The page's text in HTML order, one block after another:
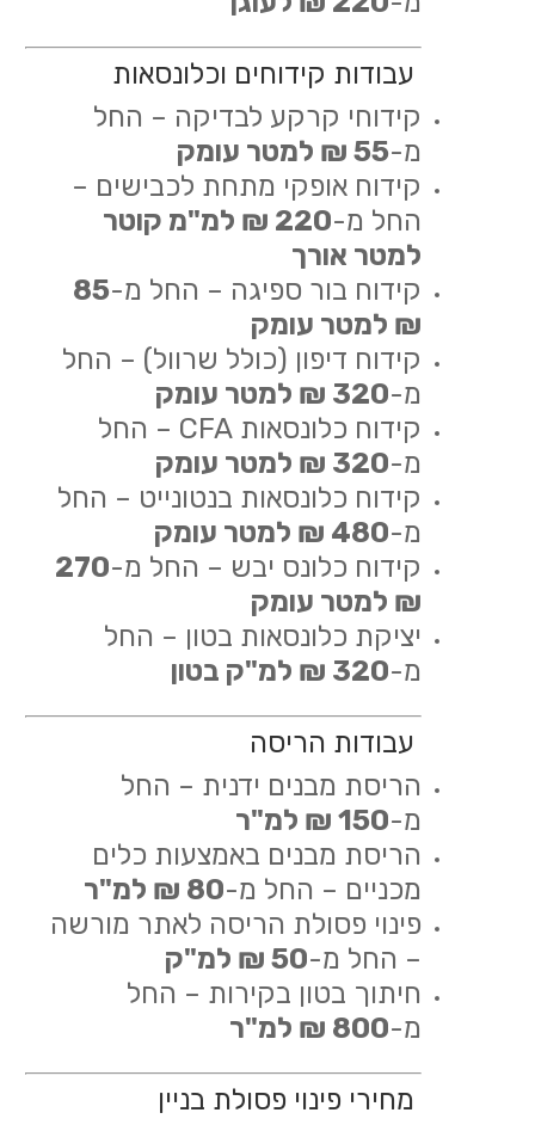
עבודות קידוחים וכלונסאות
קידוחי קרקע לבדיקה – החל
מ-55 ₪ למטר עומק
קידוח אופקי מתחת לכבישים –
החל מ-
220 ₪ למ"מ קוטר
למטר אורך
קידוח בור ספיגה – החל מ-85
₪ למטר עומק
קידוח דיפון (כולל שרוול) – החל
מ-320 ₪ למטר עומק
קידוח כלונסאות CFA – החל
מ-320 ₪ למטר עומק
קידוח כלונסאות בנטונייט – החל
מ-480 ₪ למטר עומק
קידוח כלונס יבש – החל מ-270
₪ למטר עומק
יציקת כלונסאות בטון – החל
מ-320 ₪ למ"ק בטון
עבודות הריסה
הריסת מבנים ידנית – החל
מ-150 ₪ למ"ר
הריסת מבנים באמצעות כלים
מכניים – החל מ-80 ₪ למ"ר
פינוי פסולת הריסה לאתר מורשה
– החל מ-50 ₪ למ"ק
חיתוך בטון בקירות – החל
מ-800 ₪ למ"ר
מחירי פינוי פסולת בניין